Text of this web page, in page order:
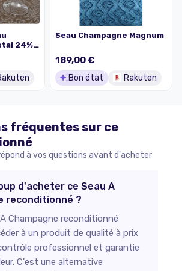
24%
Seau Champagne Magnum
189,00 €
Bon état Rakuten
fréquentes sur ce
à vos questions avant d'acheter
d'acheter ce Seau A
reconditionné ?
A Champagne reconditionné
à un produit de qualité à prix
professionnel et garantie
C'est une alternative